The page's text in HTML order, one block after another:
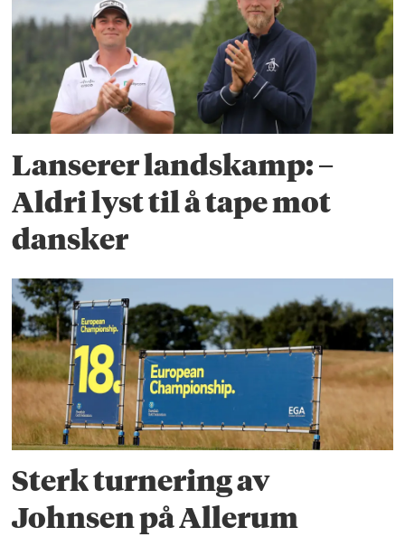
Lanserer landskamp: –
Aldri lyst til å tape mot
dansker
Sterk turnering av
Johnsen på Allerum